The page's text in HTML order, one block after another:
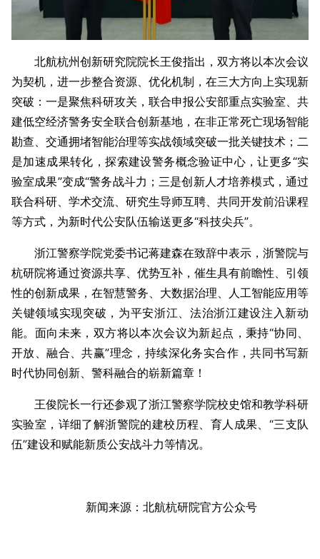
北航杭州创新研究院院长王俊指出，双方将以本次会议
为契机，进一步整合资源、优化机制，在三大方向上实现新
突破：一是聚焦科研攻关，联合申报公安部重点实验室、共
建低空经济警务安全联合创新基地，在非正常死亡现场智能
勘查、交通拥堵智能治理等实战领域突破一批关键技术；二
是加速成果转化，探索建设警务概念验证中心，让更多“实
验室成果”变成“警务战斗力；三是创新人才培养模式，通过
联合科研、学术交流、研究生导师互聘、共同开发前沿课程
等方式，为新时代公安队伍输送更多“科技尖兵”。
浙江警察学院党委书记蒋建森在致辞中表示，浙警院与
杭研院将通过资源共享、优势互补，催生具有前瞻性、引领
性的创新成果，在智慧警务、大数据治理、人工智能应用等
关键领域实现突破，为平安浙江、法治浙江建设注入新动
能。面向未来，双方将以本次会议为新起点，秉持“协同、
开放、融合、共赢”理念，持续深化务实合作，共同书写新
时代协同创新、警科融合的崭新篇章！
王俊院长一行还参观了浙江警察学院校史馆和教学科研
实验室，详细了解浙警院的建校历程、育人成果、“三支队
伍”建设和赋能新质公安战斗力等情况。
新闻来源：北航杭研院官方公众号